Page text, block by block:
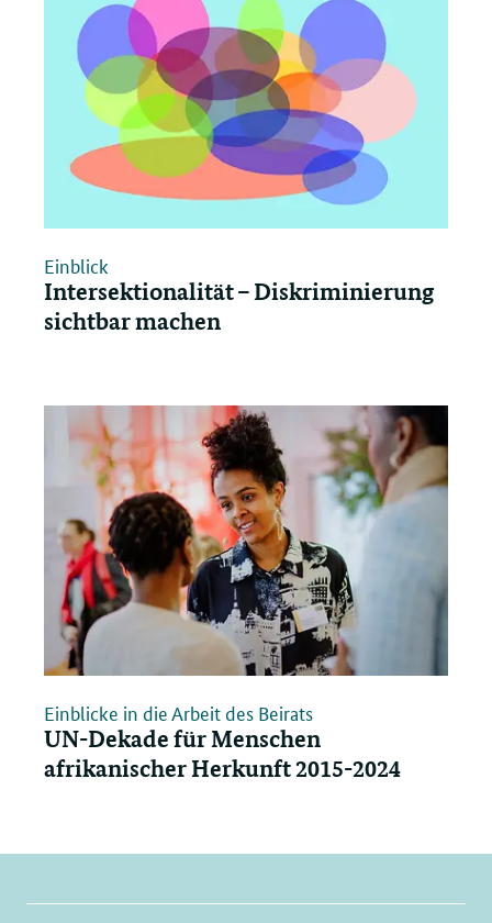
Einblick
Intersektionalität – Diskriminierung
sichtbar machen
Einblicke in die Arbeit des Beirats
UN-Dekade für Menschen
afrikanischer Herkunft 2015-2024